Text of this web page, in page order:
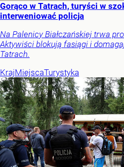
Gorąco w Tatrach, turyści w
interweniować policja
Na Palenicy Białczańskiej trwa
Aktywiści blokują fasiągi i
Tatrach.
KrajMiejscaTurystyka